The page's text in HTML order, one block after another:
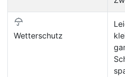
Wetterschutz